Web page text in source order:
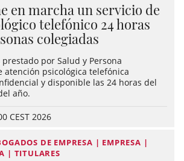
en marcha un servicio de
telefónico 24 horas
colegiadas
por Salud y Persona
atención psicológica telefónica
y disponible las 24 horas del
año.
CEST 2026
DE EMPRESA | EMPRESA |
| TITULARES